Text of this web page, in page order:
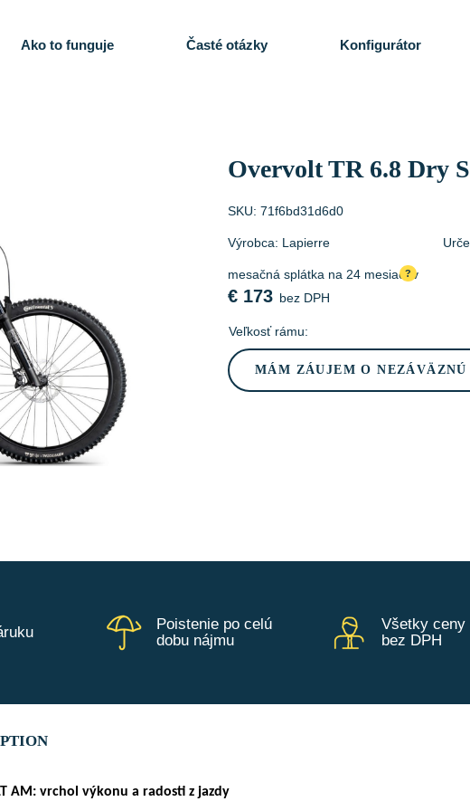
Ako to funguje Časté otázky Konfigurátor
Overvolt TR 6.8 Dry
SKU: 71f6bd31d6d0
Výrobca: Lapierre
?
mesačná splátka na 24 mesiacov
€ 173 bez DPH
Veľkosť rámu:
MÁM ZÁUJEM O NEZÁVÄZNÚ
Poistenie po celú
dobu nájmu
Všetky ceny
bez DPH
AM: vrchol výkonu a radosti z jazdy